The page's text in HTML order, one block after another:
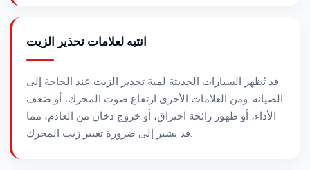
انتبه لعلامات تحذير الزيت
قد تُظهر السيارات الحديثة لمبة تحذير الزيت عند الحاجة إلى
الصيانة. ومن العلامات الأخرى ارتفاع صوت المحرك، أو ضعف
الأداء، أو ظهور رائحة احتراق، أو خروج دخان من العادم، مما
قد يشير إلى ضرورة تغيير زيت المحرك.